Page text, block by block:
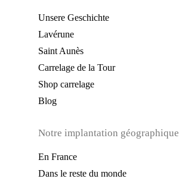
Unsere Geschichte
Lavérune
Saint Aunès
Carrelage de la Tour
Shop carrelage
Blog
Notre implantation géographique
En France
Dans le reste du monde